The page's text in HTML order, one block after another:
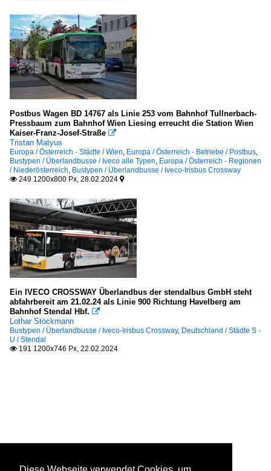
Postbus Wagen BD 14767 als Linie 253 vom Bahnhof Tullnerbach-
Pressbaum zum Bahnhof Wien Liesing erreucht die Station Wien
Kaiser-Franz-Josef-Straße 
Tristan Matyus
Europa / Österreich - Städte / Wien, Europa / Österreich - Betriebe / Postbus,
Bustypen / Überlandbusse / Iveco alle Typen, Europa / Österreich - Regionen
/ Niederösterreich, Bustypen / Überlandbusse / Iveco-Irisbus Crossway
 249 1200x800 Px, 28.02.2024 
Ein IVECO CROSSWAY Überlandbus der stendalbus GmbH steht
abfahrbereit am 21.02.24 als Linie 900 Richtung Havelberg am
Bahnhof Stendal Hbf. 
Lothar Stöckmann
Bustypen / Überlandbusse / Iveco-Irisbus Crossway, Deutschland / Städte S -
U / Stendal
 191 1200x746 Px, 22.02.2024